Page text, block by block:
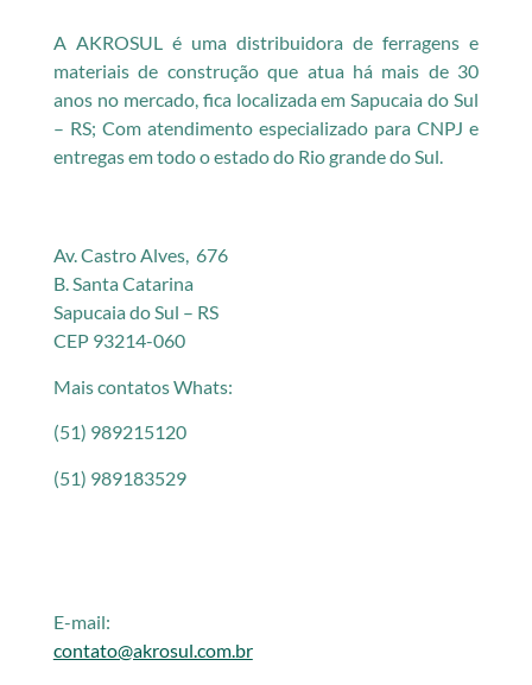
A AKROSUL é uma distribuidora de ferragens e
materiais de construção que atua há mais de 30
anos no mercado, fica localizada em Sapucaia do Sul
– RS; Com atendimento especializado para CNPJ e
entregas em todo o estado do Rio grande do Sul.
Av. Castro Alves, 676
B. Santa Catarina
Sapucaia do Sul – RS
CEP 93214-060
Mais contatos Whats:
(51) 989215120
(51) 989183529
E-mail:
contato@akrosul.com.br